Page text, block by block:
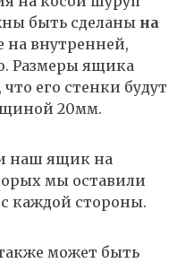
быть сделаны на
на внутренней,
Размеры ящика
его стенки будут
20мм.
наш ящик на
мы оставили
каждой стороны.
может быть